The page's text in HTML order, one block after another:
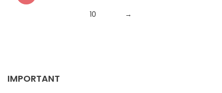
10
→
IMPORTANT